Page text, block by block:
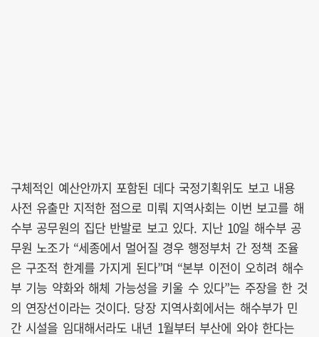
구체적인 예산안까지 포함된 데다 국정기획위도 보고 내용
사전 유출만 지적한 점으로 미뤄 지역사회는 이번 보고를 해
수부 공무원의 집단 반발로 보고 있다. 지난 10일 해수부 공
무원 노조가 “세종에서 멀어질 경우 행정부처 간 정책 조율
은 구조적 한계를 가지게 된다”며 “본부 이전이 오히려 해수
부 기능 약화와 해체 가능성을 키울 수 있다”는 주장을 한 것
의 연장선이라는 것이다. 당장 지역사회에서는 해수부가 민
간 시설을 임대해서라도 내년 1월부터 부산에 와야 한다는